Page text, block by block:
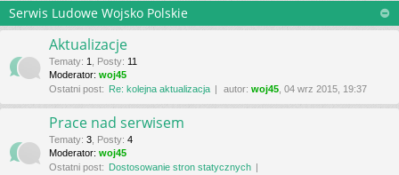
Serwis Ludowe Wojsko Polskie
Aktualizacje
Tematy: 1 Posty: 11
Moderator: woj45
Ostatni post: Re: kolejna aktualizacja autor: woj45 , 04 wrz 2015, 19:37
Prace nad serwisem
Tematy: 3 Posty: 4
Moderator: woj45
Ostatni post: Dostosowanie stron statycznych